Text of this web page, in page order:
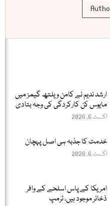
ارشد ندیم نے کامن ویلتھ گیمز میں
مایوس کن کارکردگی کی وجہ بتادی
اگست 6, 2026
خدمت کا جذبہ ہی اصل پہچان
اگست 6, 2026
امریکا کے پاس اسلحے کے وافر
ذخائر موجود ہیں، ٹرمپ